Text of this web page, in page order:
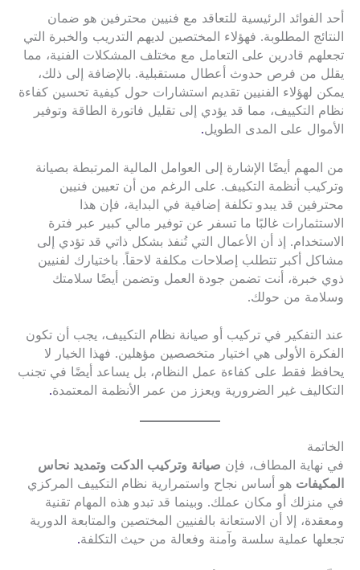
أحد الفوائد الرئيسية للتعاقد مع فنيين محترفين هو ضمان
النتائج المطلوبة. فهؤلاء المختصين لديهم التدريب والخبرة التي
تجعلهم قادرين على التعامل مع مختلف المشكلات الفنية، مما
يقلل من فرص حدوث أعطال مستقبلية. بالإضافة إلى ذلك،
يمكن لهؤلاء الفنيين تقديم استشارات حول كيفية تحسين كفاءة
نظام التكييف، مما قد يؤدي إلى تقليل فاتورة الطاقة وتوفير
الأموال على المدى الطويل.
من المهم أيضًا الإشارة إلى العوامل المالية المرتبطة بصيانة
وتركيب أنظمة التكييف. على الرغم من أن تعيين فنيين
محترفين قد يبدو تكلفة إضافية في البداية، فإن هذا
الاستثمارات غالبًا ما تسفر عن توفير مالي كبير عبر فترة
الاستخدام. إذ أن الأعمال التي تُنفذ بشكل ذاتي قد تؤدي إلى
مشاكل أكبر تتطلب إصلاحات مكلفة لاحقاً. باختيارك لفنيين
ذوي خبرة، أنت تضمن جودة العمل وتضمن أيضًا سلامتك
وسلامة من حولك.
عند التفكير في تركيب أو صيانة نظام التكييف، يجب أن تكون
الفكرة الأولى هي اختيار متخصصين مؤهلين. فهذا الخيار لا
يحافظ فقط على كفاءة عمل النظام، بل يساعد أيضًا في تجنب
التكاليف غير الضرورية ويعزز من عمر الأنظمة المعتمدة.
الخاتمة
في نهاية المطاف، فإن صيانة وتركيب الدكت وتمديد نحاس
المكيفات هو أساس نجاح واستمرارية نظام التكييف المركزي
في منزلك أو مكان عملك. وبينما قد تبدو هذه المهام تقنية
ومعقدة، إلا أن الاستعانة بالفنيين المختصين والمتابعة الدورية
تجعلها عملية سلسة وآمنة وفعالة من حيث التكلفة.